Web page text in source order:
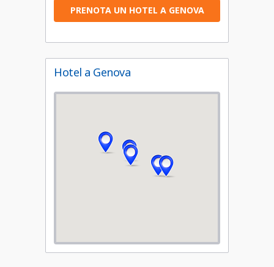
PRENOTA UN HOTEL A GENOVA
Hotel a Genova